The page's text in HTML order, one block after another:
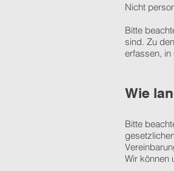
Nicht
Bitte
sind. Zu
erfassen, in
Wie
Bitte
Wir können